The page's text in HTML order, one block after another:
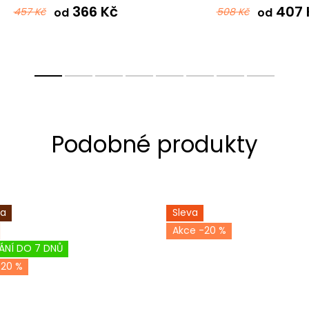
457 Kč od366 Kč 508 Kč od407
DO 7 DNŮ
%
Sleva
-20 %